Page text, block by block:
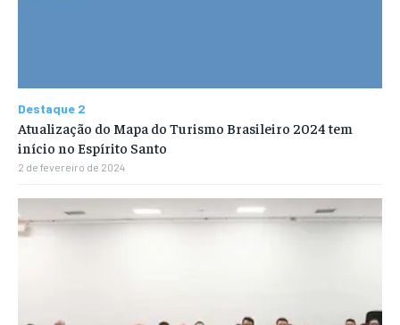
Destaque 2
Atualização do Mapa do Turismo Brasileiro 2024 tem
início no Espírito Santo
2 de fevereiro de 2024